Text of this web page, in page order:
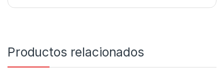
Productos relacionados